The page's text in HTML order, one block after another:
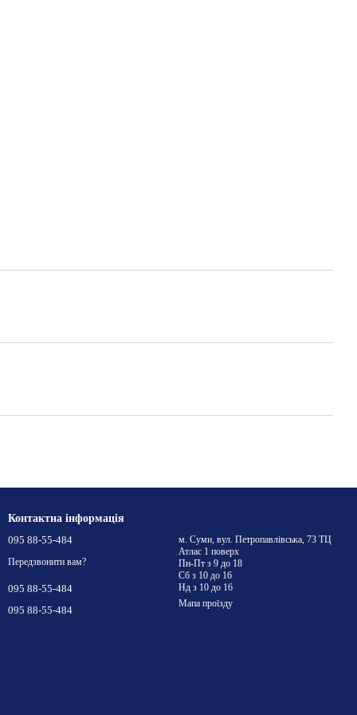
Контактна інформація
095 88-55-484
Передзвонити вам?
095 88-55-484
095 88-55-484
м. Суми, вул. Петропавлівська, 73 ТЦ
Атлас 1 поверх
Пн-Пт з 9 до 18
Сб з 10 до 16
Нд з 10 до 16
Мапа проїзду